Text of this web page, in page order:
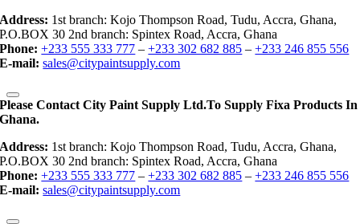
Address: 1st branch: Kojo Thompson Road, Tudu, Accra, Ghana,
P.O.BOX 30 2nd branch: Spintex Road, Accra, Ghana
Phone: +233 555 333 777 –+233 302 682 885 –+233 246 855 556
E-mail: sales@citypaintsupply.com
Please Contact City Paint Supply Ltd.to Supply Fixa Products In
Ghana.
Address: 1st branch: Kojo Thompson Road, Tudu, Accra, Ghana,
P.O.BOX 30 2nd branch: Spintex Road, Accra, Ghana
Phone: +233 555 333 777 –+233 302 682 885 –+233 246 855 556
E-mail: sales@citypaintsupply.com